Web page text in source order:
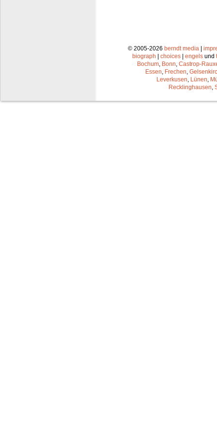
© 2005-2026 berndt media |
biograph | choices | engels und
Bochum Bonn Castrop-
Essen Frechen
Leverkusen Lünen
Recklinghausen